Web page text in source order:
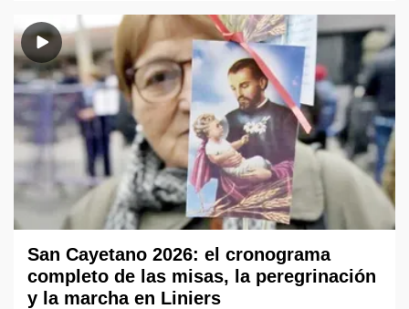
San Cayetano 2026: el cronograma
completo de las misas, la peregrinación
y la marcha en Liniers